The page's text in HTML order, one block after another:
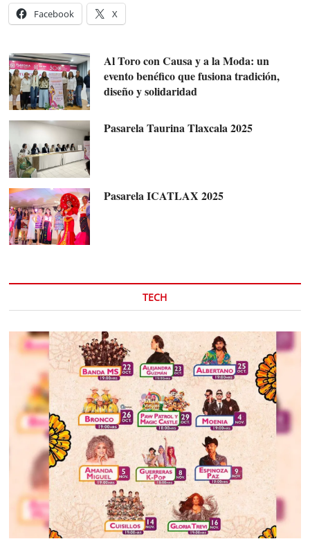
Facebook X
Al Toro con Causa y a la Moda: un
evento benéfico que fusiona tradición,
diseño y solidaridad
Pasarela Taurina Tlaxcala 2025
Pasarela ICATLAX 2025
TECH